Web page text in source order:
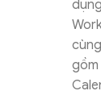
gồm